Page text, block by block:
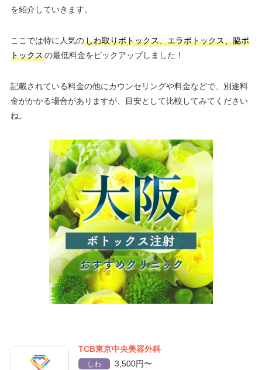
を紹介していきます。
ここでは特に人気のしわ取りボトックス、エラボトックス、脇ボ
トックスの最低料金をピックアップしました！
記載されている料金の他にカウンセリングや料金などで、別途料
金がかかる場合がありますが、目安として比較してみてください
ね。
TCB東京中央美容外科
しわ 3,500円〜